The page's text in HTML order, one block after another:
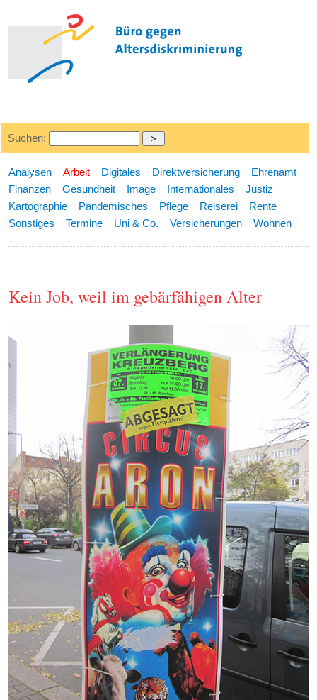
Suchen:
Analysen Arbeit Digitales Direktversicherung
Ehrenamt
Finanzen
Gesundheit Image Internationales
Justiz
Kartographie
Pandemisches Pflege Reiserei
Rente
Sonstiges
Termine Uni & Co. Versicherungen Wohnen
Kein Job, weil im gebärfähigen Alter